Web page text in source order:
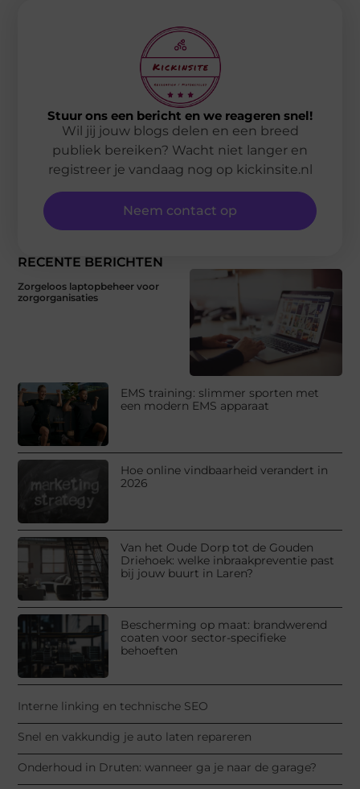
RECENTE BERICHTEN
Zorgeloos laptopbeheer voor
zorgorganisaties
EMS training: slimmer sporten met
een modern EMS apparaat
Hoe online vindbaarheid verandert in
2026
Van het Oude Dorp tot de Gouden
Driehoek: welke inbraakpreventie past
bij jouw buurt in Laren?
Bescherming op maat: brandwerend
coaten voor sector-specifieke
behoeften
Interne linking en technische SEO
Snel en vakkundig je auto laten repareren
Onderhoud in Druten: wanneer ga je naar de garage?
Stuur ons een bericht en we reageren snel!
Wil jij jouw blogs delen en een breed
publiek bereiken? Wacht niet langer en
registreer je vandaag nog op kickinsite.nl
Neem contact op